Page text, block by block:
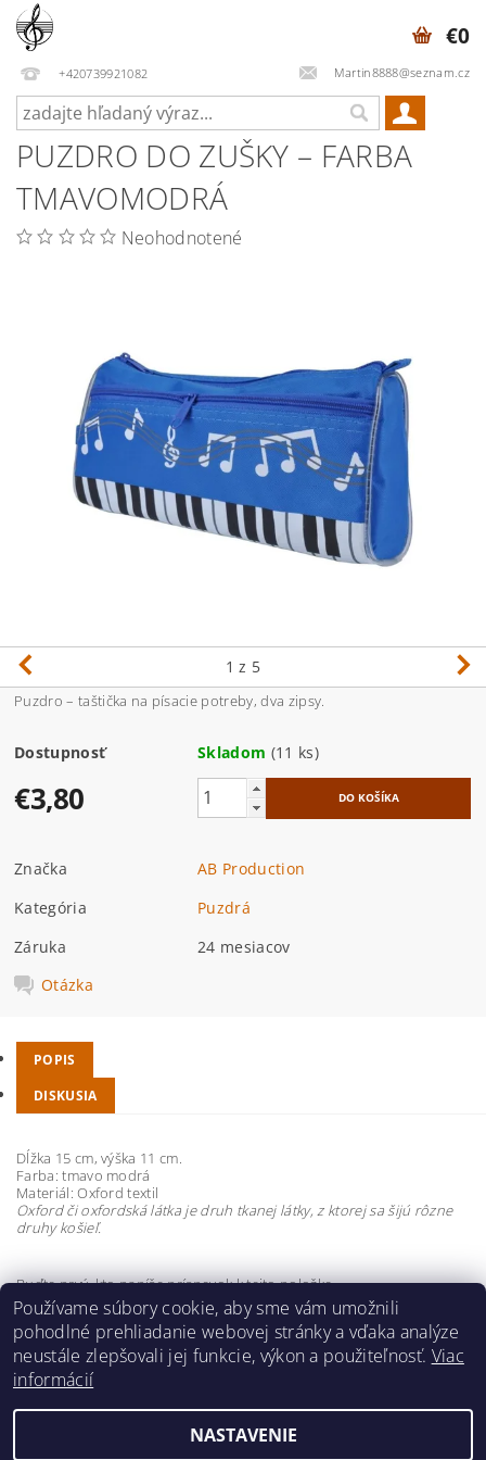
+420739921082 Martin8888@seznam.cz
€0
PUZDRO DO ZUŠKY – FARBA
TMAVOMODRÁ
Neohodnotené
1 z 5
Puzdro – taštička na písacie potreby, dva zipsy.
Dostupnosť Skladom (11 ks)
€3,80
Značka
AB Production
Kategória
Puzdrá
Záruka
24 mesiacov
Otázka
POPIS
DISKUSIA
Dĺžka 15 cm, výška 11 cm.
Farba: tmavo modrá
Materiál: Oxford textil
Oxford či oxfordská látka je druh tkanej látky, z ktorej sa šijú rôzne
druhy košieľ.
Buďte prvý, kto napíše príspevok k tejto položke.
Pridať komentár
Používame súbory cookie, aby sme vám umožnili
pohodlné prehliadanie webovej stránky a vďaka analýze
neustále zlepšovali jej funkcie, výkon a použiteľnosť. Viac
informácií
NASTAVENIE